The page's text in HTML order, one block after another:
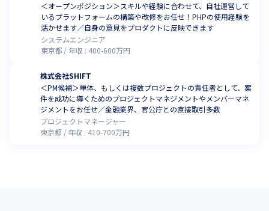
＜オープンポジション＞スキルや経験に合わせて、自社運営して
いるプラットフォームの構築や改修をお任せ！PHPの使用経験を
活かせます／自身の意見をプロダクトに反映できます
システムエンジニア
東京都
年収 : 400-600万円
株式会社SHIFT
＜PM候補＞単体、もしくは複数プロジェクトの責任者として、案
件を成功に導くためのプロジェクトマネジメントやメンバーマネ
ジメントをお任せ／金融業界、官公庁との直接取引多数
プロジェクトマネージャー
東京都
年収 : 410-700万円